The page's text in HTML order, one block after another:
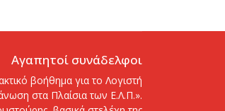
Αγαπητοί συνάδελφοι
βοήθημα για το Λογιστή
στα Πλαίσια των Ε.Λ.Π.».